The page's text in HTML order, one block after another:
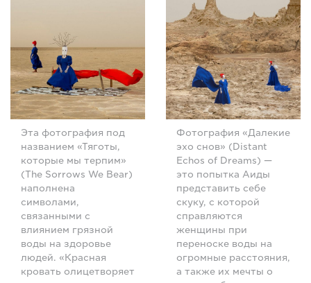
Эта фотография под
названием «Тяготы,
которые мы терпим»
(The Sorrows We Bear)
наполнена
символами,
связанными с
влиянием грязной
воды на здоровье
людей. «Красная
кровать олицетворяет
Фотография «Далекие
эхо снов» (Distant
Echos of Dreams) —
это попытка Аиды
представить себе
скуку, с которой
справляются
женщины при
переноске воды на
огромные расстояния,
а также их мечты о